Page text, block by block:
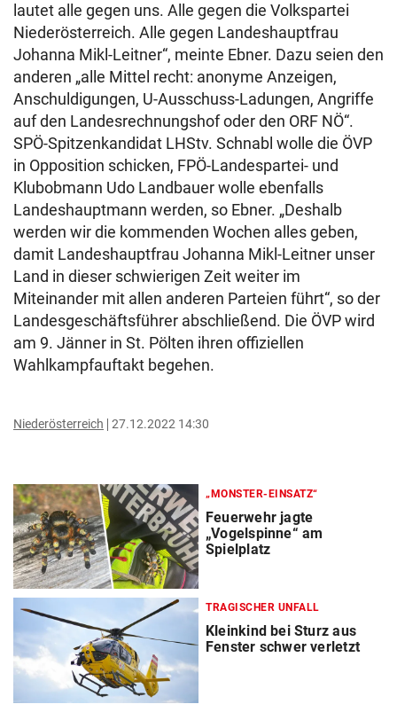
lautet alle gegen uns. Alle gegen die Volkspartei
Niederösterreich. Alle gegen Landeshauptfrau
Johanna Mikl-Leitner“, meinte Ebner. Dazu seien den
anderen „alle Mittel recht: anonyme Anzeigen,
Anschuldigungen, U-Ausschuss-Ladungen, Angriffe
auf den Landesrechnungshof oder den ORF NÖ“.
SPÖ-Spitzenkandidat LHStv. Schnabl wolle die ÖVP
in Opposition schicken, FPÖ-Landespartei- und
Klubobmann Udo Landbauer wolle ebenfalls
Landeshauptmann werden, so Ebner. „Deshalb
werden wir die kommenden Wochen alles geben,
damit Landeshauptfrau Johanna Mikl-Leitner unser
Land in dieser schwierigen Zeit weiter im
Miteinander mit allen anderen Parteien führt“, so der
Landesgeschäftsführer abschließend. Die ÖVP wird
am 9. Jänner in St. Pölten ihren offiziellen
Wahlkampfauftakt begehen.
Niederösterreich 27.12.2022 14:30
„MONSTER-EINSATZ“
Feuerwehr jagte
„Vogelspinne“ am
Spielplatz
TRAGISCHER UNFALL
Kleinkind bei Sturz aus
Fenster schwer verletzt